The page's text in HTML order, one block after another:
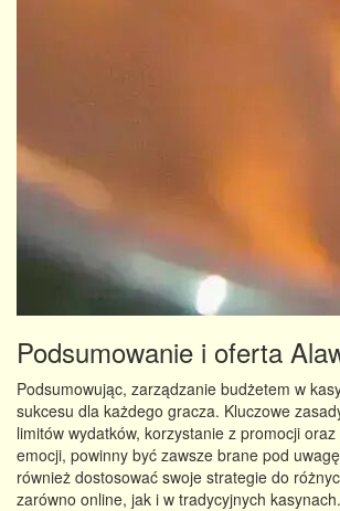
Podsumowanie i oferta
Podsumowując, zarządzanie budżetem w
sukcesu dla każdego gracza. Kluczowe
limitów wydatków, korzystanie z promocji
emocji, powinny być zawsze brane pod
również dostosować swoje strategie do
zarówno online, jak i w tradycyjnych kasynach.